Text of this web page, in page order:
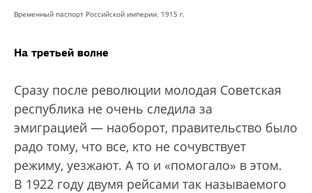
Временный паспорт Российской империи. 1915 г.
На третьей волне
Сразу после революции молодая Советская
республика не очень следила за
эмиграцией — наоборот, правительство было
радо тому, что все, кто не сочувствует
режиму, уезжают. А то и «помогало» в этом.
В 1922 году двумя рейсами так называемого